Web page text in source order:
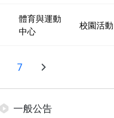
體育與運動
中心
校園活動
7
一般公告